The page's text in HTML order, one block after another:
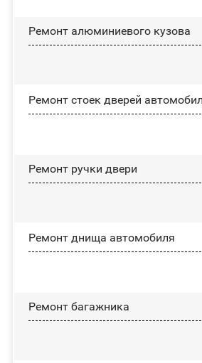
Ремонт алюминиевого кузова
Ремонт стоек дверей
Ремонт ручки двери
Ремонт днища автомобиля
Ремонт багажника